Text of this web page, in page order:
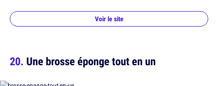
Voir le site
Une brosse éponge tout en un